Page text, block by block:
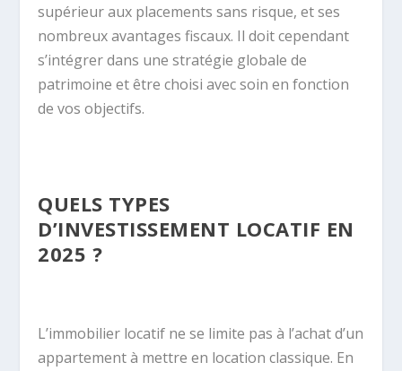
supérieur aux placements sans risque, et ses
nombreux avantages fiscaux. Il doit cependant
s’intégrer dans une stratégie globale de
patrimoine et être choisi avec soin en fonction
de vos objectifs.
QUELS TYPES
D’INVESTISSEMENT LOCATIF EN
2025 ?
L’immobilier locatif ne se limite pas à l’achat d’un
appartement à mettre en location classique. En